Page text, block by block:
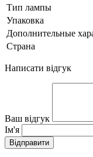
Тип лампы
Упаковка
Дополнительные
Страна
Написати відгук
Ваш відгук
Ім'я
Відправити